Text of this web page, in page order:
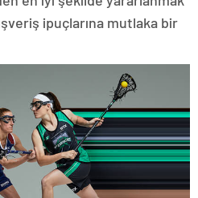
ipuçlarına mutlaka bir